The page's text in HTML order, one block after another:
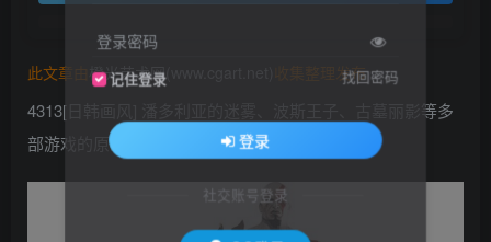
此文章由 橙光艺术网(www.cgart.net) 收集整理发布
4313[日韩画风] 潘多利亚的迷雾、波斯王子、古墓丽影等多
部游戏的原画设计稿1800P_CG原画资源
登录密码
记住登录 找回密码
登录
社交账号登录